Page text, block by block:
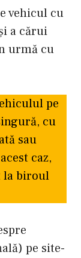
vehicul cu
a cărui
urmă cu
pe
cu
sau
caz,
la biroul
pe site-